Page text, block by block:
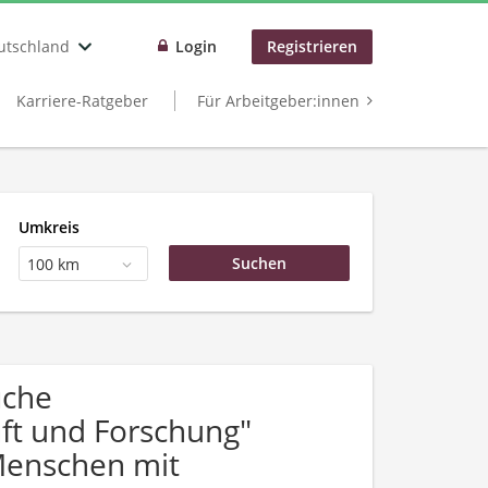
Login Registrieren
Karriere-Ratgeber Für Arbeitgeber:innen
Umkreis
100 km
und Forschung"
mit